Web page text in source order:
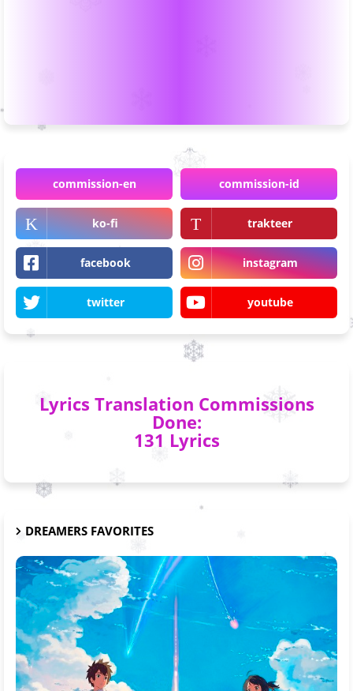
commission-en commission-id
ko-fi trakteer
facebook instagram
twitter youtube
Lyrics Translation Commissions
Done:
131 Lyrics
DREAMERS FAVORITES